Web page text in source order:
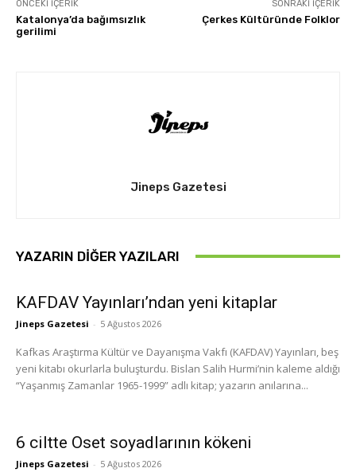
ÖNCEKI İÇERIK
Katalonya’da bağımsızlık
gerilimi
SONRAKI İÇERIK
Çerkes Kültüründe Folklor
Jineps Gazetesi
YAZARIN DIĞER YAZILARI
KAFDAV Yayınları’ndan yeni kitaplar
Jineps Gazetesi - 5 Ağustos 2026
Kafkas Araştırma Kültür ve Dayanışma Vakfı (KAFDAV) Yayınları, beş
yeni kitabı okurlarla buluşturdu. Bislan Salih Hurmi’nin kaleme aldığı
“Yaşanmış Zamanlar 1965-1999” adlı kitap; yazarın anılarına...
6 ciltte Oset soyadlarının kökeni
Jineps Gazetesi - 5 Ağustos 2026